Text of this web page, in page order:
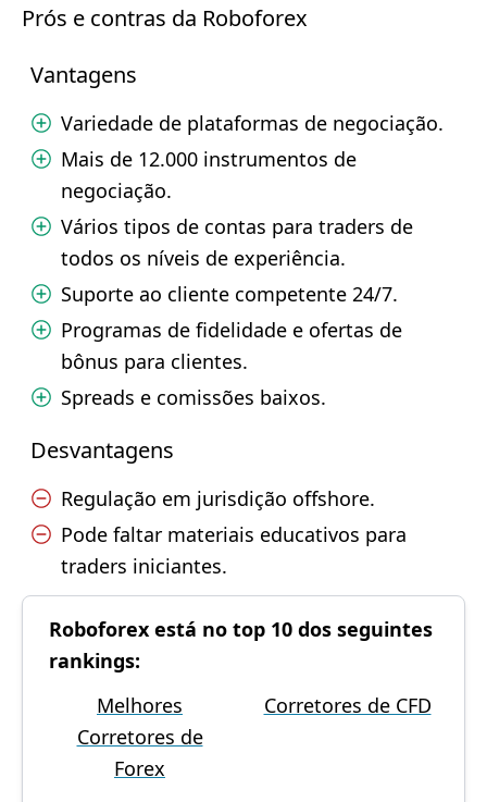
Prós e contras da Roboforex
Vantagens
Variedade de plataformas de negociação.
Mais de 12.000 instrumentos de
negociação.
Vários tipos de contas para traders de
todos os níveis de experiência.
Suporte ao cliente competente 24/7.
Programas de fidelidade e ofertas de
bônus para clientes.
Spreads e comissões baixos.
Desvantagens
Regulação em jurisdição offshore.
Pode faltar materiais educativos para
traders iniciantes.
Roboforex está no top 10 dos seguintes
rankings:
Melhores
Corretores de
Forex
Corretores de CFD